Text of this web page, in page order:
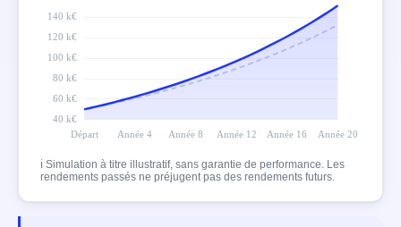
ℹ Simulation à titre illustratif, sans garantie de performance. Les
rendements passés ne préjugent pas des rendements futurs.